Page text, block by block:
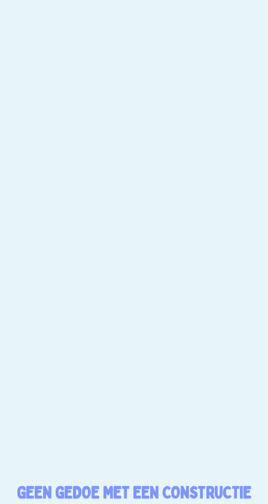
GEEN GEDOE MET EEN CONSTRUCTIE